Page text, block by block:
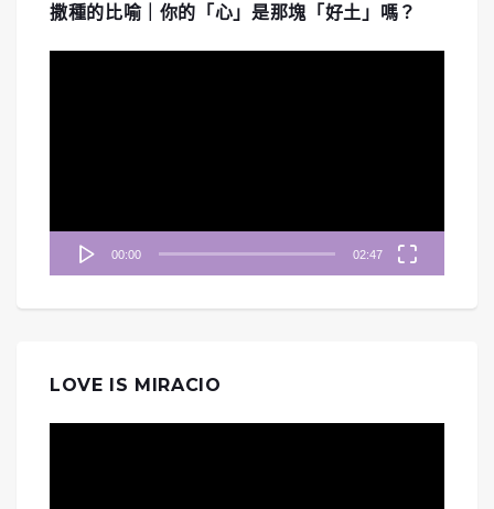
撒種的比喻｜你的「心」是那塊「好土」嗎？
00:00 02:47
LOVE IS MIRACIO